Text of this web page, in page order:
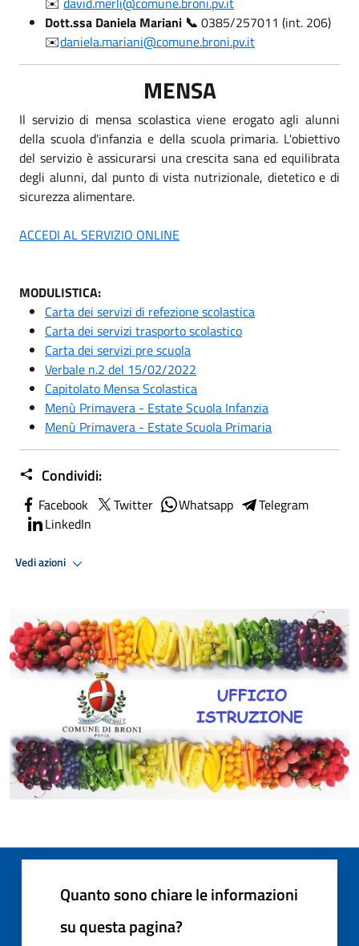
Dott.ssa Daniela Mariani 📞 0385/257011 (int. 206)
✉️daniela.mariani@comune.broni.pv.it
MENSA
Il servizio di mensa scolastica viene erogato agli alunni
della scuola d'infanzia e della scuola primaria. L'obiettivo
del servizio è assicurarsi una crescita sana ed equilibrata
degli alunni, dal punto di vista nutrizionale, dietetico e di
sicurezza alimentare.
ACCEDI AL SERVIZIO ONLINE
MODULISTICA:
Carta dei servizi di refezione scolastica
Carta dei servizi trasporto scolastico
Carta dei servizi pre scuola
Verbale n.2 del 15/02/2022
Capitolato Mensa Scolastica
Menù Primavera - Estate Scuola Infanzia
Menù Primavera - Estate Scuola Primaria
Condividi:
Facebook Twitter Whatsapp
Telegram
LinkedIn
Vedi azioni
Quanto sono chiare le informazioni
su questa pagina?